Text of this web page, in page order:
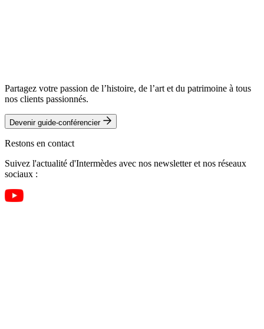
Partagez votre passion de l’histoire, de l’art et du patrimoine à tous
nos clients passionnés.
Devenir guide-conférencier
Restons en contact
Suivez l'actualité d'Intermèdes avec nos newsletter et nos réseaux
sociaux :